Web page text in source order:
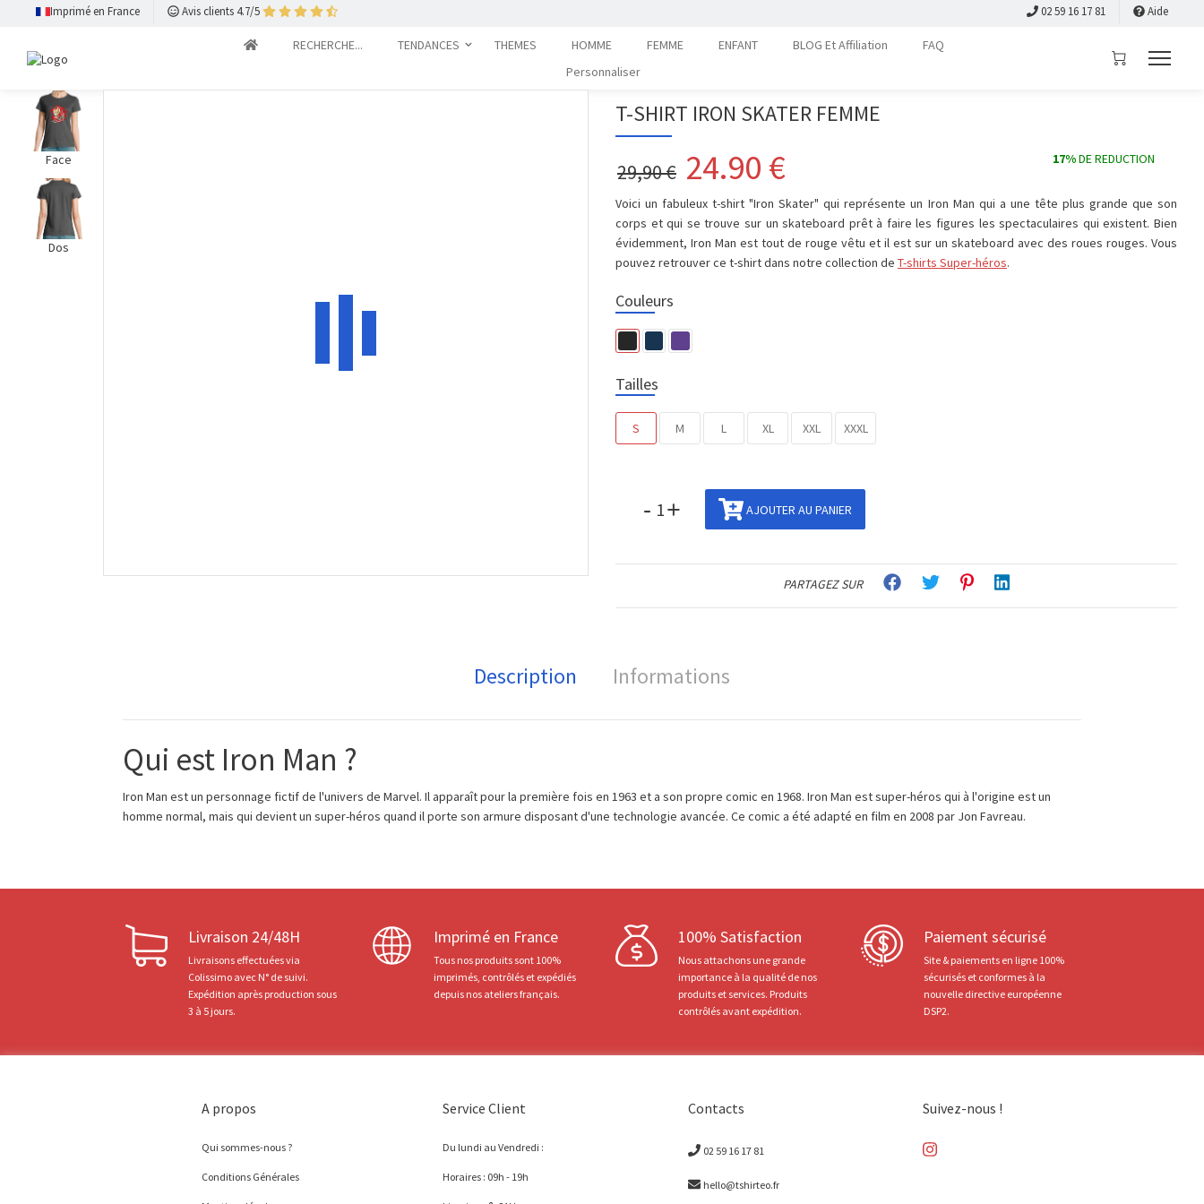
Imprimé en France Avis clients 4.7/5 02 59 16 17 81 Aide
RECHERCHE... TENDANCES THEMES HOMME FEMME ENFANT BLOG Et Affiliation
FAQ
Personnaliser
Face
Dos
T-SHIRT IRON SKATER FEMME
29,90 € 24.90 € 17%DE REDUCTION
Voici un fabuleux t-shirt "Iron Skater" qui représente un Iron Man qui a une tête plus grande que son
corps et qui se trouve sur un skateboard prêt à faire les figures les spectaculaires qui existent. Bien
évidemment, Iron Man est tout de rouge vêtu et il est sur un skateboard avec des roues rouges. Vous
pouvez retrouver ce t-shirt dans notre collection de T-shirts Super-héros.
Couleurs
Tailles
S M L XL XXL XXXL
- + AJOUTER AU PANIER
PARTAGEZ SUR
Description Informations
Qui est Iron Man ?
Iron Man est un personnage fictif de l'univers de Marvel. Il apparaît pour la première fois en 1963 et a son propre comic en 1968. Iron Man est super-héros qui à l'origine est un
homme normal, mais qui devient un super-héros quand il porte son armure disposant d'une technologie avancée. Ce comic a été adapté en film en 2008 par Jon Favreau.
Livraison 24/48H
Livraisons effectuées via
Colissimo avec N° de suivi.
Expédition après production sous
3 à 5 jours.
Imprimé en France
Tous nos produits sont 100%
imprimés, contrôlés et expédiés
depuis nos ateliers français.
100% Satisfaction
Nous attachons une grande
importance à la qualité de nos
produits et services. Produits
contrôlés avant expédition.
Paiement sécurisé
Site & paiements en ligne 100%
sécurisés et conformes à la
nouvelle directive européenne
DSP2.
A propos
Qui sommes-nous ?
Conditions Générales
Service Client
Du lundi au Vendredi :
Horaires : 09h - 19h
Contacts
02 59 16 17 81
hello@tshirteo.fr
Suivez-nous !